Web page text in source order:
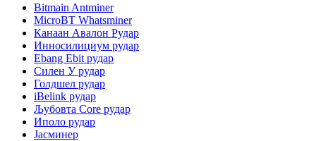
Bitmain Antminer
MicroBT Whatsminer
Канаан Авалон Рудар
Инносилициум рудар
Ebang Ebit рудар
Силен У рудар
Голдшел рудар
iBelink рудар
Љубовта Core рудар
Иполо рудар
Јасминер